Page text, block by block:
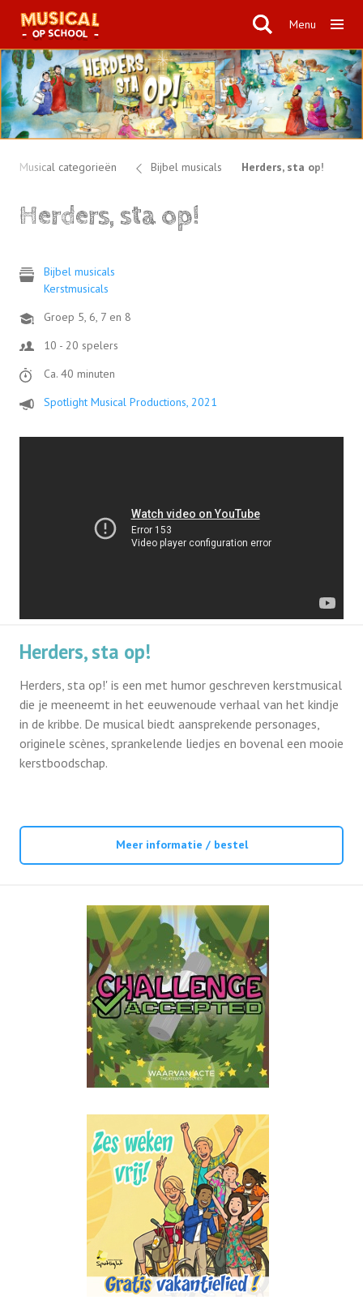
Menu
Musical categorieën Bijbel musicals Herders, sta op!
Herders, sta op!
Bijbel musicals
Kerstmusicals
Groep 5, 6, 7 en 8
10 - 20 spelers
Ca. 40 minuten
Spotlight Musical Productions, 2021
Herders, sta op!
Herders, sta op!' is een met humor geschreven kerstmusical
die je meeneemt in het eeuwenoude verhaal van het kindje
in de kribbe. De musical biedt aansprekende personages,
originele scènes, sprankelende liedjes en bovenal een mooie
kerstboodschap.
Meer informatie / bestel